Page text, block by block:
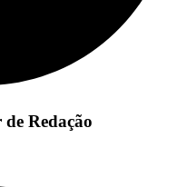
Redação